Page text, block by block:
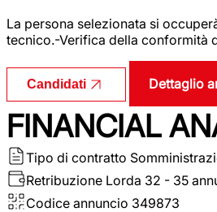
La persona selezionata si
tecnico.-Verifica della conformità
Candidati Dettaglio
FINANCIAL
Tipo di contratto
Retribuzione Lorda 32 - 35
Codice annuncio 349873